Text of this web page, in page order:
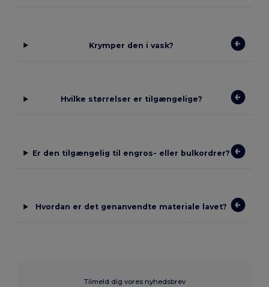
Krymper den i vask?
Hvilke størrelser er tilgængelige?
Er den tilgængelig til engros- eller bulkordrer?
Hvordan er det genanvendte materiale lavet?
Tilmeld dig vores nyhedsbrev